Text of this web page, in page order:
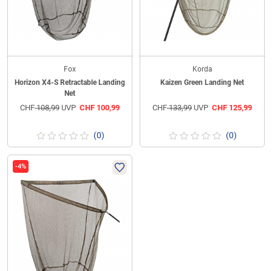
Fox
Horizon X4-S Retractable Landing
Net
CHF108,99 UVP CHF 100,99
(0)
Korda
Kaizen Green Landing Net
CHF133,99 UVP CHF 125,99
(0)
-4%